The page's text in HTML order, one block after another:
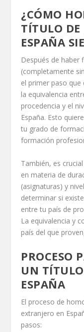
¿CÓMO
TÍTULO DE
ESPAÑA
Después de haber
(completamente
el primer paso
la equivalencia
procedencia y el
España. Esto
tu grado de
formación
También, es
en materia de
(asignaturas) y
determinar si
entre tu país de
La equivalencia y
país del que
PROCESO
UN
ESPAÑA
El proceso de
extranjero en
pasos: